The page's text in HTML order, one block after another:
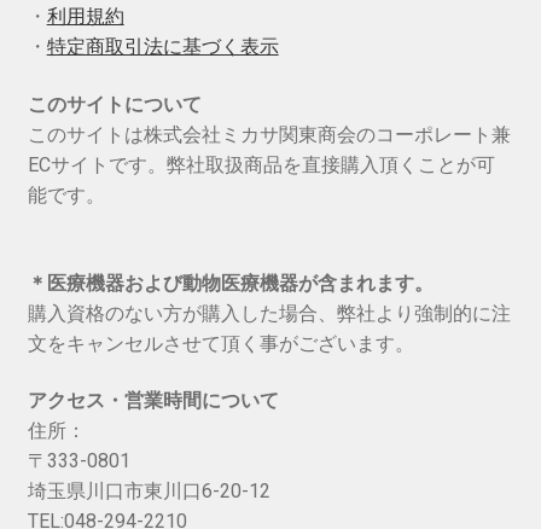
・ 利用規約
・ 特定商取引法に基づく表示
このサイトについて
このサイトは株式会社ミカサ関東商会のコーポレート兼
ECサイトです。弊社取扱商品を直接購入頂くことが可
能です。
＊医療機器および動物医療機器が含まれます。
購入資格のない方が購入した場合、弊社より強制的に注
文をキャンセルさせて頂く事がございます。
アクセス・営業時間について
住所：
〒333-0801
埼玉県川口市東川口6-20-12
TEL:048-294-2210